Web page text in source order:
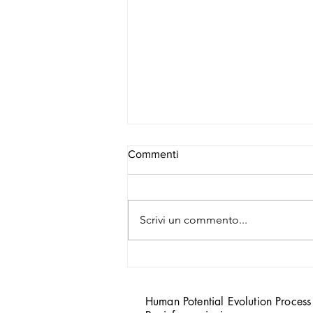
Commenti
Scrivi un commento...
Human Potential Evolution Process